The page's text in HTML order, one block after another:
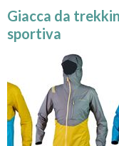
Giacca da
sportiva